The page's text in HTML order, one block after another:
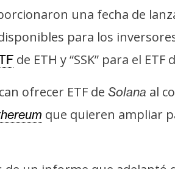
una fecha de
para los
de ETH y “SSK” para el
ofrecer ETF de Solana al
que quieren ampliar